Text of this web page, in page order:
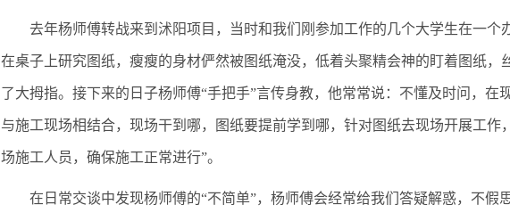
去年杨师傅转战来到沭阳项目，当时和我们刚参加工作的几个大学生在一个
在桌子上研究图纸，瘦瘦的身材俨然被图纸淹没，低着头聚精会神的盯着图纸
了大拇指。接下来的日子杨师傅“手把手”言传身教，他常常说：不懂及时问，
与施工现场相结合，现场干到哪，图纸要提前学到哪，针对图纸去现场开展工
场施工人员，确保施工正常进行”。
在日常交谈中发现杨师傅的“不简单”，杨师傅会经常给我们答疑解惑，不假